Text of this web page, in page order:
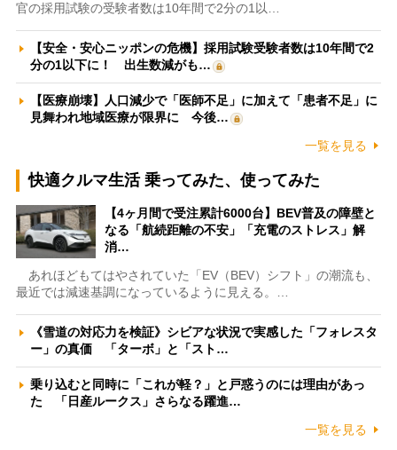
官の採用試験の受験者数は10年間で2分の1以…
【安全・安心ニッポンの危機】採用試験受験者数は10年間で2
分の1以下に！ 出生数減がも…
【医療崩壊】人口減少で「医師不足」に加えて「患者不足」に
見舞われ地域医療が限界に 今後…
一覧を見る
快適クルマ生活 乗ってみた、使ってみた
【4ヶ月間で受注累計6000台】BEV普及の障壁と
なる「航続距離の不安」「充電のストレス」解
消…
あれほどもてはやされていた「EV（BEV）シフト」の潮流も、
最近では減速基調になっているように見える。…
《雪道の対応力を検証》シビアな状況で実感した「フォレスタ
ー」の真価 「ターボ」と「スト…
乗り込むと同時に「これが軽？」と戸惑うのには理由があっ
た 「日産ルークス」さらなる躍進…
一覧を見る